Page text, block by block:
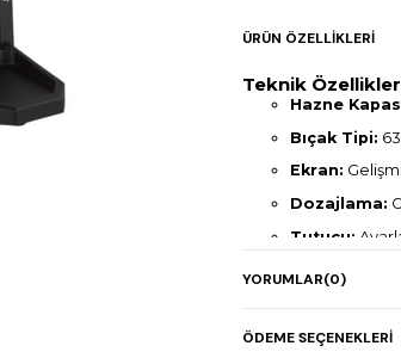
ÜRÜN ÖZELLIKLERI
Teknik Özellikler
Hazne
Bıçak Tipi:
Ekran:
Dozajlama:
Tutucu:
Öğütme
Güç:1,1 kW –
YORUMLAR(0)
ÖDEME SEÇENEKLERI